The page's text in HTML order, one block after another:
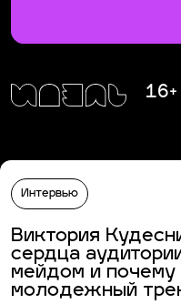
16+
Интервью
Виктория
сердца
мейдом и
молодежный